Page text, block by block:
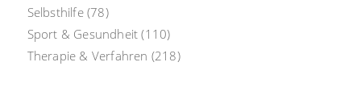
Selbsthilfe(78)
Sport & Gesundheit (110)
Therapie & Verfahren (218)